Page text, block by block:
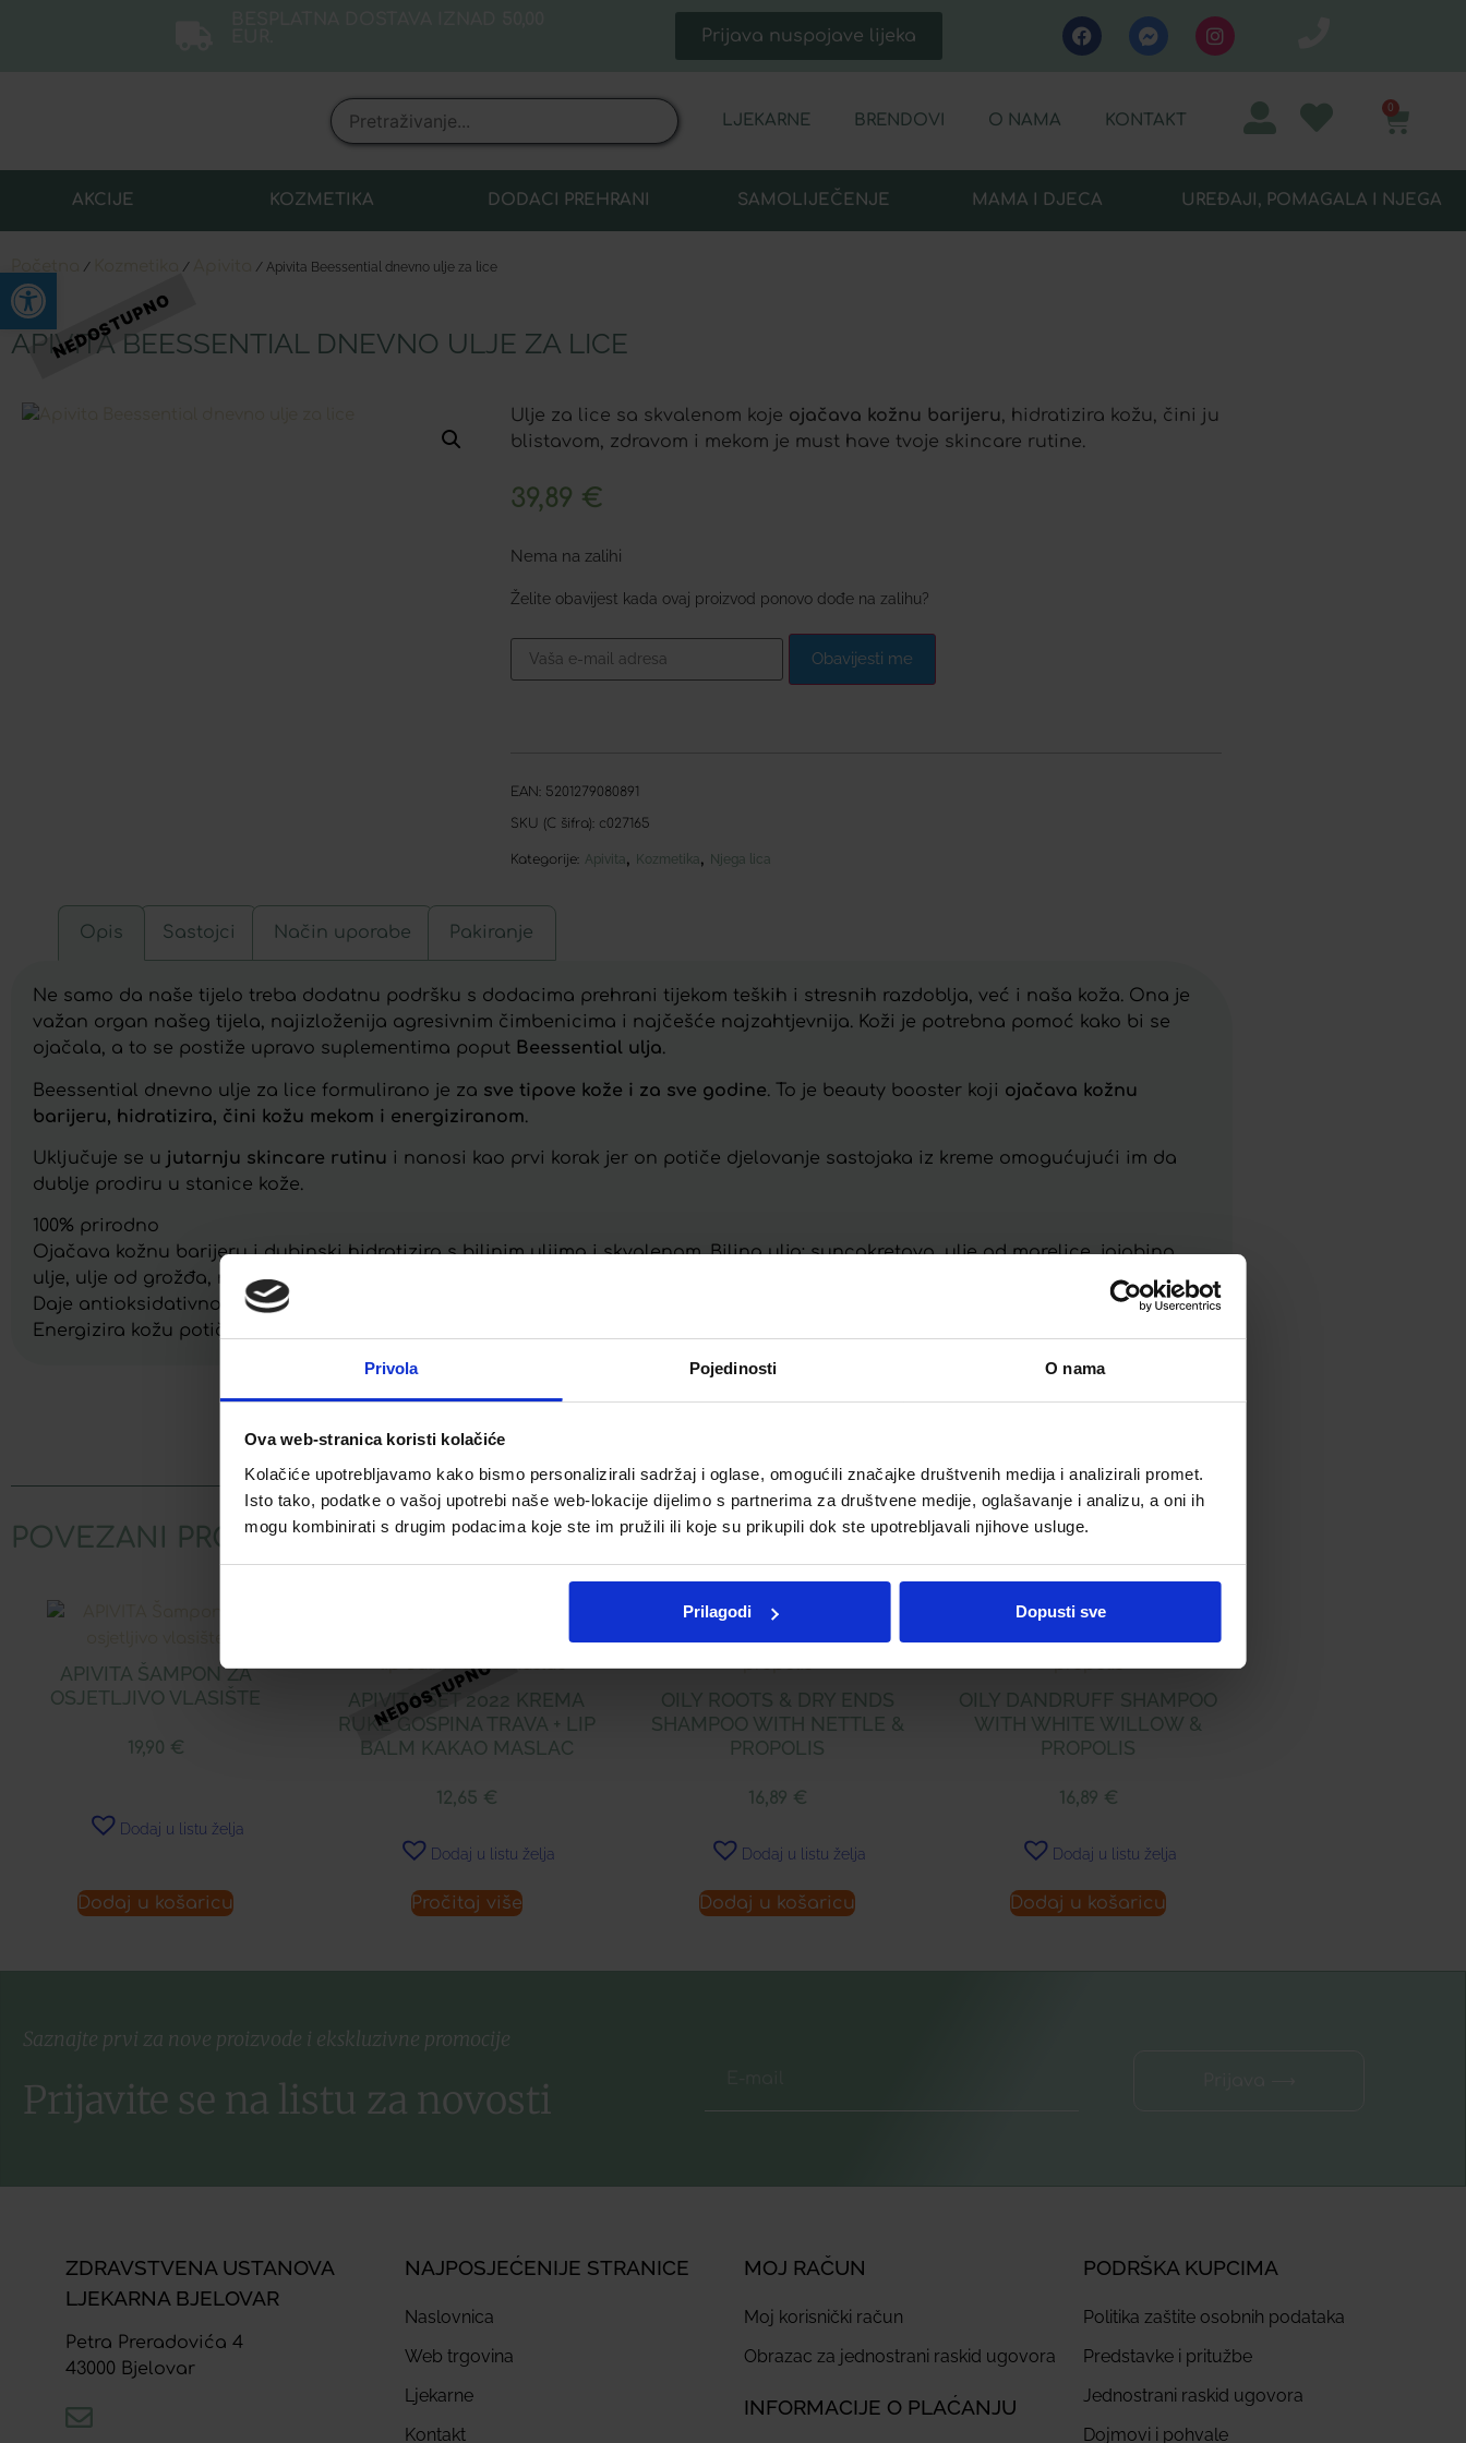
Open toolbar
Privola Pojedinosti O nama
Ova web-stranica koristi kolačiće
Kolačiće upotrebljavamo kako bismo personalizirali sadržaj i oglase, omogućili značajke društvenih medija i analizirali promet.
Isto tako, podatke o vašoj upotrebi naše web-lokacije dijelimo s partnerima za društvene medije, oglašavanje i analizu, a oni ih
mogu kombinirati s drugim podacima koje ste im pružili ili koje su prikupili dok ste upotrebljavali njihove usluge.
Prilagodi Dopusti sve
Prijava nuspojave lijeka
LJEKARNE BRENDOVI O NAMA KONTAKT
0
AKCIJE KOZMETIKA DODACI PREHRANI SAMOLIJEČENJE MAMA I DJECA UREĐAJI, POMAGALA I NJEGA
/ / / Apivita Beessential dnevno ulje za lice
APIVITA BEESSENTIAL DNEVNO ULJE ZA LICE
Ulje za lice sa skvalenom koje ojačava kožnu barijeru, hidratizira kožu, čini ju
blistavom, zdravom i mekom je must have tvoje skincare rutine.
39,89 €
Nema na zalihi
Želite obavijest kada ovaj proizvod ponovo dođe na zalihu?
Obavijesti me
EAN: 5201279080891
SKU (C šifra): c027165
Kategorije: Apivita, Kozmetika, Njega lica
Opis Sastojci Način uporabe Pakiranje
Ne samo da naše tijelo treba dodatnu podršku s dodacima prehrani tijekom teških i stresnih razdoblja, već i naša koža. Ona je
važan organ našeg tijela, najizloženija agresivnim čimbenicima i najčešće najzahtjevnija. Koži je potrebna pomoć kako bi se
ojačala, a to se postiže upravo suplementima poput Beessential ulja.
Beessential dnevno ulje za lice formulirano je za sve tipove kože i za sve godine. To je beauty booster koji ojačava kožnu
barijeru, hidratizira, čini kožu mekom i energiziranom.
Uključuje se u jutarnju skincare rutinu i nanosi kao prvi korak jer on potiče djelovanje sastojaka iz kreme omogućujući im da
dublje prodiru u stanice kože.
100% prirodno
Ojačava kožnu barijeru i dubinski hidratizira s biljnim uljima i skvalenom. Biljna ulja: suncokretovo, ulje od marelice, jojobino
ulje, ulje od grožđa, maslinovo ulje i ulje od slatkog badema.
Daje antioksidativno i antimikrobno djelovanje zbog propolisa.
Energizira kožu potičući prirodnu blistavost s esencijalnim uljima citrusa: mandarine, grejpa, naranče i limun.
Telegram
POVEZANI PROIZVODI
APIVITA ŠAMPON ZA
OSJETLJIVO VLASIŠTE
19,90 €
Dodaj u listu želja
Dodaj u košaricu
APIVITA SET 2022 KREMA
RUKE GOSPINA TRAVA + LIP
BALM KAKAO MASLAC
12,65 €
Dodaj u listu želja
Pročitaj više
OILY ROOTS & DRY ENDS
SHAMPOO WITH NETTLE &
PROPOLIS
16,89 €
Dodaj u listu želja
Dodaj u košaricu
OILY DANDRUFF SHAMPOO
WITH WHITE WILLOW &
PROPOLIS
16,89 €
Dodaj u listu želja
Dodaj u košaricu
Saznajte prvi za nove proizvode i ekskluzivne promocije
Prijavite se na listu za novosti
ZDRAVSTVENA USTANOVA
LJEKARNA BJELOVAR
Petra Preradovića 4
43000 Bjelovar
NAJPOSJEĆENIJE STRANICE
Naslovnica
Web trgovina
Ljekarne
Kontakt
MOJ RAČUN
Moj korisnički račun
Obrazac za jednostrani raskid ugovora
INFORMACIJE O PLAĆANJU
PODRŠKA KUPCIMA
Politika zaštite osobnih podataka
Predstavke i pritužbe
Jednostrani raskid ugovora
Dojmovi i pohvale